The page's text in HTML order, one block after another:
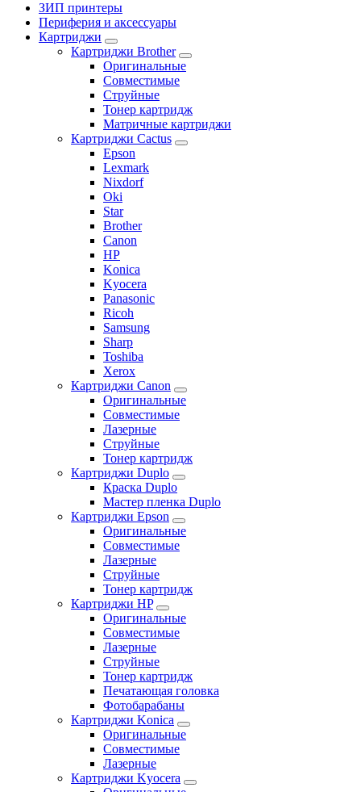
ЗИП принтеры
Периферия и аксессуары
Картриджи
Картриджи Brother
Оригинальные
Совместимые
Струйные
Тонер картридж
Матричные картриджи
Картриджи Cactus
Epson
Lexmark
Nixdorf
Oki
Star
Brother
Canon
HP
Konica
Kyocera
Panasonic
Ricoh
Samsung
Sharp
Toshiba
Xerox
Картриджи Canon
Оригинальные
Совместимые
Лазерные
Струйные
Тонер картридж
Картриджи Duplo
Краска Duplo
Мастер пленка Duplo
Картриджи Epson
Оригинальные
Совместимые
Лазерные
Струйные
Тонер картридж
Картриджи HP
Оригинальные
Совместимые
Лазерные
Струйные
Тонер картридж
Печатающая головка
Фотобарабаны
Картриджи Konica
Оригинальные
Совместимые
Лазерные
Картриджи Kyocera